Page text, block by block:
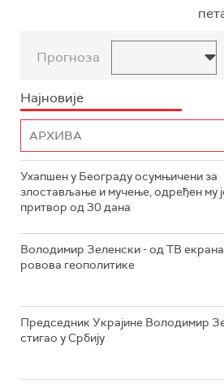
Прогноза
Најновије
Ухапшен у Београду осумњичени за
злостављање и мучење, одређен му
притвор од 30 дана
Володимир Зеленски - од ТВ
ровова геополитике
Председник Украјине Володимир
стигао у Србију